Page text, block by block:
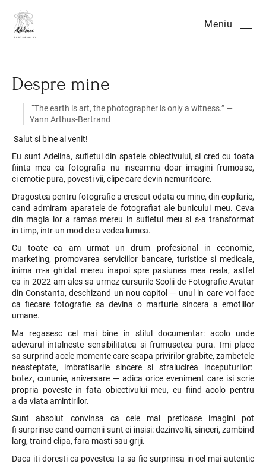
Meniu
Despre mine
“The earth is art, the photographer is only a witness.” —
Yann Arthus-Bertrand
Salut si bine ai venit!
Eu sunt Adelina, sufletul din spatele obiectivului, si cred cu toata
fiinta mea ca fotografia nu inseamna doar imagini frumoase,
ci emotie pura, povesti vii, clipe care devin nemuritoare.
Dragostea pentru fotografie a crescut odata cu mine, din copilarie,
cand admiram aparatele de fotografiat ale bunicului meu. Ceva
din magia lor a ramas mereu in sufletul meu si s-a transformat
in timp, intr-un mod de a vedea lumea.
Cu toate ca am urmat un drum profesional in economie,
marketing, promovarea serviciilor bancare, turistice si medicale,
inima m-a ghidat mereu inapoi spre pasiunea mea reala, astfel
ca in 2022 am ales sa urmez cursurile Scolii de Fotografie Avatar
din Constanta, deschizand un nou capitol — unul in care voi face
ca fiecare fotografie sa devina o marturie sincera a emotiilor
umane.
Ma regasesc cel mai bine in stilul documentar: acolo unde
adevarul intalneste sensibilitatea si frumusetea pura. Imi place
sa surprind acele momente care scapa privirilor grabite, zambetele
neasteptate, imbratisarile sincere si stralucirea inceputurilor:
botez, cununie, aniversare — adica orice eveniment care isi scrie
propria poveste in fata obiectivului meu, eu fiind acolo pentru
a da viata amintirilor.
Sunt absolut convinsa ca cele mai pretioase imagini pot
fi surprinse cand oamenii sunt ei insisi: dezinvolti, sinceri, zambind
larg, traind clipa, fara masti sau griji.
Daca iti doresti ca povestea ta sa fie surprinsa in cel mai autentic